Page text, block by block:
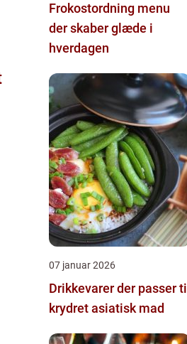
Frokostordning menu
der skaber glæde i
hverdagen
07 januar 2026
Drikkevarer der passer til
krydret asiatisk mad